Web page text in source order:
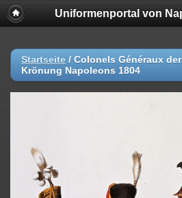
Uniformenportal von
Startseite / Colonels Généraux
Krönung Napoleons 1804